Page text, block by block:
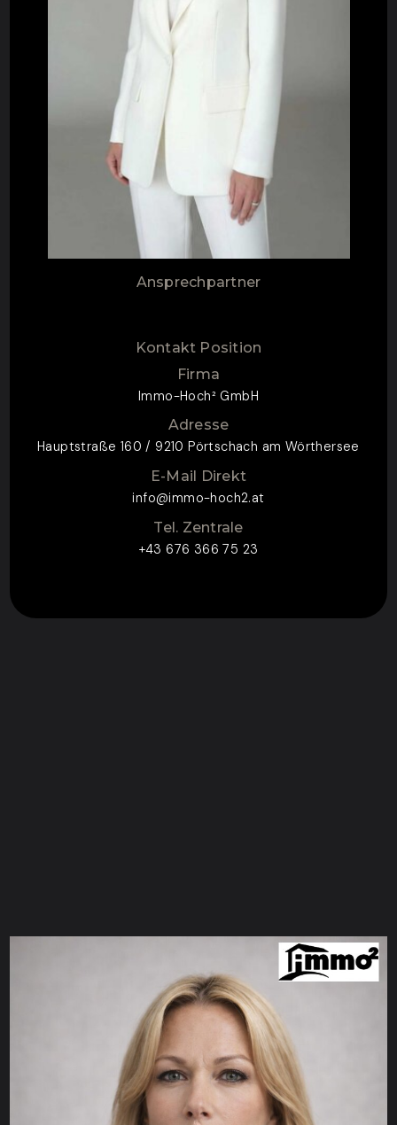
Ansprechpartner
Kontakt Position
Firma
Immo-Hoch² GmbH
Adresse
Hauptstraße 160 / 9210 Pörtschach am Wörthersee
E-Mail Direkt
info@immo-hoch2.at
Tel. Zentrale
+43 676 366 75 23